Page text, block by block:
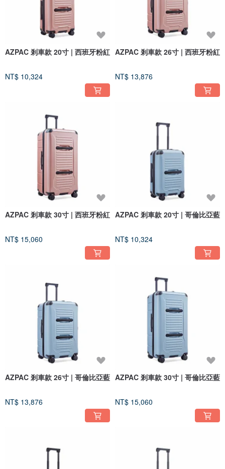
AZPAC 剎車款 20寸 | 西班牙粉紅
NT$ 10,324
AZPAC 剎車款 26寸 | 西班牙粉紅
NT$ 13,876
AZPAC 剎車款 30寸 | 西班牙粉紅
NT$ 15,060
AZPAC 剎車款 20寸 | 哥倫比亞藍
NT$ 10,324
AZPAC 剎車款 26寸 | 哥倫比亞藍
NT$ 13,876
AZPAC 剎車款 30寸 | 哥倫比亞藍
NT$ 15,060